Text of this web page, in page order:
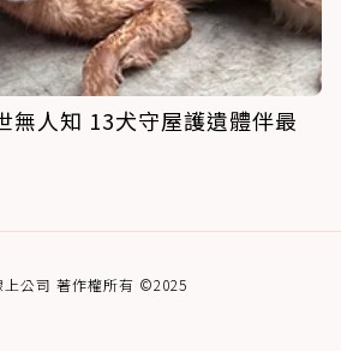
無人知 13犬守屋護遺體伴最
上公司 著作權所有 ©2025